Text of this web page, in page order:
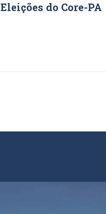
Eleições do Core-PA